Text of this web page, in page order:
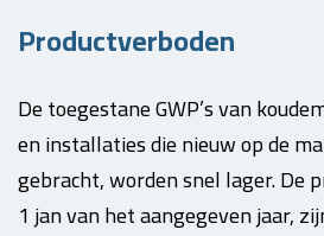
Productverboden
De toegestane GWP’s van
en installaties die nieuw op de
gebracht, worden snel lager. De
1 jan van het aangegeven jaar,